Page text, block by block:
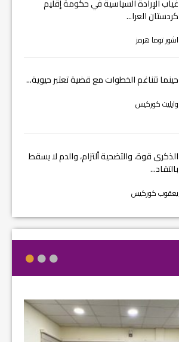
كردستان العرا...
اشور توما هرمز
حينما تتناغم الخطوات مع قضية تعتبر حيوية...
وايليت كوركيس
الذكرى قوة، والتضحية ألتزام، والدم لا يسقط
بالتقاد...
يعقوب كوركيس